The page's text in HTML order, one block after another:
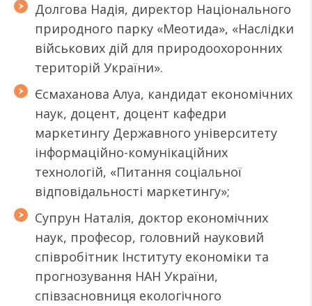
Долгова Надія, директор Національного
природного парку «Меотида», «Наслідки
військових дій для природоохоронних
територій України».
Єсмаханова Алуа, кандидат економічних
наук, доцент, доцент кафедри
маркетингу Державного університету
інформаційно-комунікаційних
технологій, «Питання соціальної
відповідальності маркетингу»;
Супрун Наталія, доктор економічних
наук, професор, головний науковий
співробітник Інституту економіки та
прогнозування НАН України,
співзасновниця екологічного